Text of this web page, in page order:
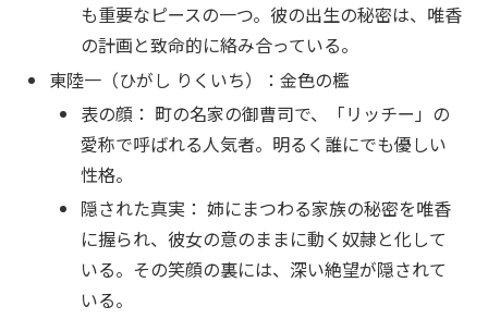
も重要なピースの一つ。彼の出生の秘密は、唯香
の計画と致命的に絡み合っている。
東陸一（ひがし りくいち）：金色の檻
表の顔： 町の名家の御曹司で、「リッチー」の
愛称で呼ばれる人気者。明るく誰にでも優しい
性格。
隠された真実： 姉にまつわる家族の秘密を唯香
に握られ、彼女の意のままに動く奴隷と化して
いる。その笑顔の裏には、深い絶望が隠されて
いる。